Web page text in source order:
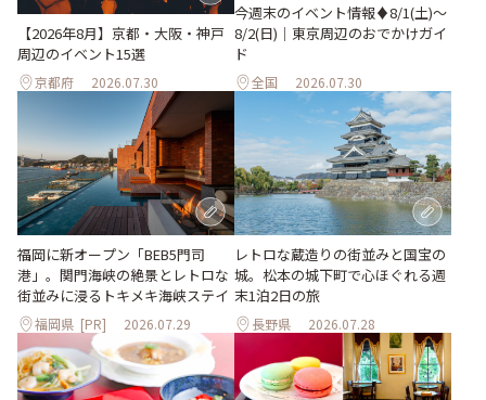
【2026年8月】京都・大阪・神戸
周辺のイベント15選
京都府 2026.07.30
今週末のイベント情報♦︎8/1(土)〜
8/2(日)｜東京周辺のおでかけガイ
ド
全国 2026.07.30
福岡に新オープン「BEB5門司
港」。関門海峡の絶景とレトロな
街並みに浸るトキメキ海峡ステイ
福岡県 [PR] 2026.07.29
レトロな蔵造りの街並みと国宝の
城。松本の城下町で心ほぐれる週
末1泊2日の旅
長野県 2026.07.28